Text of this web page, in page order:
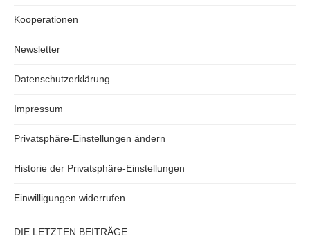
Kooperationen
Newsletter
Datenschutzerklärung
Impressum
Privatsphäre-Einstellungen ändern
Historie der Privatsphäre-Einstellungen
Einwilligungen widerrufen
DIE LETZTEN BEITRÄGE